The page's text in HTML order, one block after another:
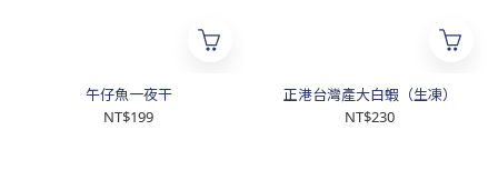
午仔魚一夜干
NT$199
正港台灣產大白蝦（生凍）
NT$230